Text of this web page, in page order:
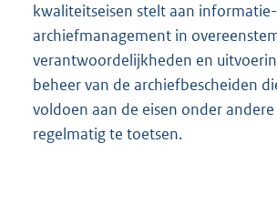
kwaliteitseisen stelt aan
archiefmanagement in
verantwoordelijkheden en
beheer van de archiefbescheiden
voldoen aan de eisen onder
regelmatig te toetsen.